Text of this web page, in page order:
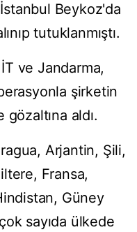
Beykoz'da
tutuklanmıştı.
ve Jandarma,
şirketin
aldı.
Arjantin, Şili,
Fransa,
Güney
sayıda ülkede